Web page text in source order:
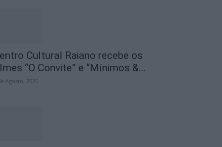
Cultural Raiano recebe os
“O Convite” e “Mínimos &...
Agosto, 2026